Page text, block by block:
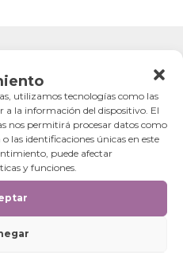
utilizamos tecnologías como las
a la información del dispositivo. El
nos permitirá procesar datos como
las identificaciones únicas en este
puede afectar
y funciones.